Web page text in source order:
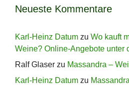
Neueste Kommentare
Karl-Heinz Datum zu Wo kauft
Weine? Online-Angebote unter
Ralf Glaser zu Massandra –
Karl-Heinz Datum zu